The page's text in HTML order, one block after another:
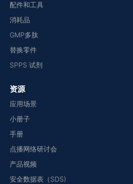
配件和工具
消耗品
GMP多肽
替换零件
SPPS 试剂
资源
应用场景
小册子
手册
点播网络研讨会
产品视频
安全数据表（SDS)